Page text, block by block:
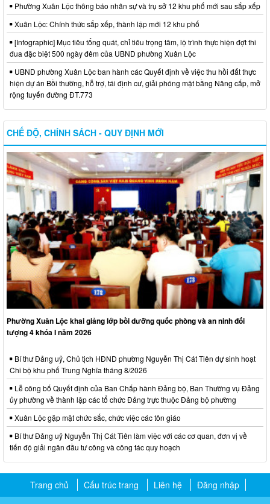
Phường Xuân Lộc thông báo nhân sự và trụ sở 12 khu phố mới sau sắp xếp
Xuân Lộc: Chính thức sắp xếp, thành lập mới 12 khu phố
[Infographic] Mục tiêu tổng quát, chỉ tiêu trọng tâm, lộ trình thực hiện đợt thi
đua đặc biệt 500 ngày đêm của UBND phường Xuân Lộc
UBND phường Xuân Lộc ban hành các Quyết định về việc thu hồi đất thực
hiện dự án Bồi thường, hỗ trợ, tái định cư, giải phóng mặt bằng Nâng cấp, mở
rộng tuyến đường ĐT.773
CHẾ ĐỘ, CHÍNH SÁCH - QUY ĐỊNH MỚI
Phường Xuân Lộc khai giảng lớp bồi dưỡng quốc phòng và an ninh đối
tượng 4 khóa I năm 2026
Bí thư Đảng uỷ, Chủ tịch HĐND phường Nguyễn Thị Cát Tiên dự sinh hoạt
Chi bộ khu phố Trung Nghĩa tháng 8/2026
Lễ công bố Quyết định của Ban Chấp hành Đảng bộ, Ban Thường vụ Đảng
ủy phường về thành lập các tổ chức Đảng trực thuộc Đảng bộ phường
Xuân Lộc gặp mặt chức sắc, chức việc các tôn giáo
Bí thư Đảng uỷ Nguyễn Thị Cát Tiên làm việc với các cơ quan, đơn vị về
tiến độ giải ngân đầu tư công và công tác quy hoạch
Trang chủ Cấu trúc trang Liên hệ Đăng nhập